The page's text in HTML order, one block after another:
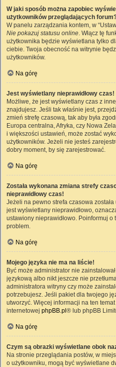
W jaki sposób można zapobiec
użytkowników przeglądających
W panelu zarządzania kontem, w
Nie pokazuj statusu online. Włącz tę
użytkownika będzie wyświetlana tylko
ciebie. Twoja obecność na witrynie
użytkowników.
Na górę
Jest wyświetlany nieprawidłowy czas!
Możliwe, że jest wyświetlany czas z
znajdujesz. Jeśli tak właśnie jest,
zmień strefę czasową, tak aby była
Europa centralna, Afryka, czy Nowa
i większości ustawień, może zostać
użytkowników. Jeżeli nie jesteś
dobry moment, by się zarejestrować.
Na górę
Została wykonana zmiana strefy
nieprawidłowy czas!
Jeżeli na pewno strefa czasowa
jest wyświetlany nieprawidłowo,
ustawiony nieprawidłowo. Poinformuj o
problem.
Na górę
Mojego języka nie ma na liście!
Być może administrator nie
językową albo nikt jeszcze nie
administratora witryny czy może
potrzebujesz. Jeśli pakiet dla twojego
utworzyć. Więcej informacji na ten
internetowej phpBB.pl ® lub phpBB
Na górę
Czym są obrazki wyświetlane obok
Na stronie przeglądania postów, w
o użytkowniku, mogą być wyświetlane